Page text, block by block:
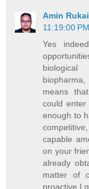
Amin
11:19:00
Yes
means
could
enough to
capable
on your
already
matter of
proactive I